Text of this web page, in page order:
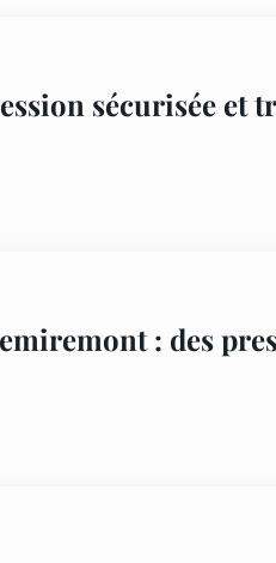
sécurisée et
: des